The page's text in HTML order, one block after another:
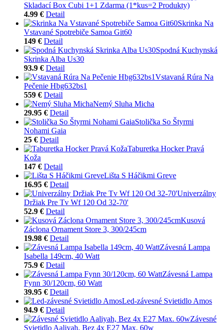
Skladací Box Cubi 1+1 Zdarma (1*kus=2 Produkty)
4.99 € Detail
Skrinka Na
Vstavané Spotrebiče Samoa Git60
149 € Detail
Spodná Kuchynská
Skrinka Alba Us30
93.9 € Detail
Vstavaná Rúra Na
Pečenie Hbg632bs1
559 € Detail
Nemý Sluha Micha
29.95 € Detail
Stolička So Štyrmi
Nohami Gaia
25 € Detail
Taburetka Hocker Pravá
Koža
147 € Detail
Lišta S Háčikmi Greve
16.95 € Detail
Univerzálny
Držiak Pre Tv Wf 120 Od 32-70'
52.9 € Detail
Kusová
Záclona Ornament Store 3, 300/245cm
19.98 € Detail
Závesná Lampa
Isabella 149cm, 40 Watt
75.9 € Detail
Závesná Lampa
Fynn 30/120cm, 60 Watt
39.95 € Detail
Led-závesné Svietidlo Amos
94.9 € Detail
Závesné
Svietidlo Aaliyah, Bez 4x E27 Max. 60w